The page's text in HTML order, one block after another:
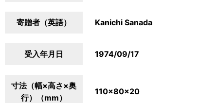
寄贈者（英語） Kanichi Sanada
受入年月日 1974/09/17
寸法（幅×高さ×奥
行）（mm）
110×80×20